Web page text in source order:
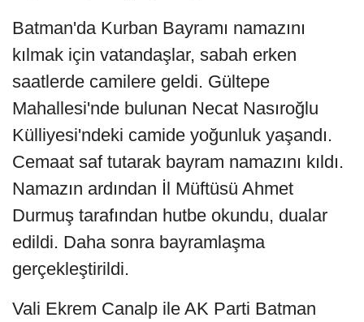
Batman'da Kurban Bayramı namazını
kılmak için vatandaşlar, sabah erken
saatlerde camilere geldi. Gültepe
Mahallesi'nde bulunan Necat Nasıroğlu
Külliyesi'ndeki camide yoğunluk yaşandı.
Cemaat saf tutarak bayram namazını kıldı.
Namazın ardından İl Müftüsü Ahmet
Durmuş tarafından hutbe okundu, dualar
edildi. Daha sonra bayramlaşma
gerçekleştirildi.
Vali Ekrem Canalp ile AK Parti Batman